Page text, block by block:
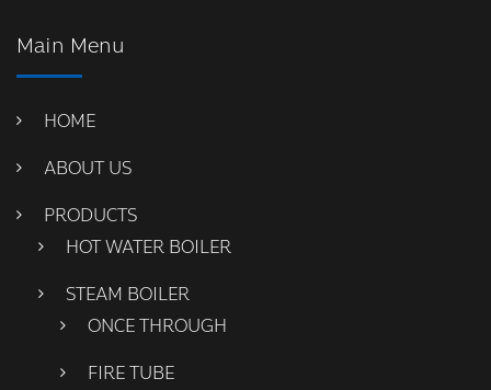
Main Menu
HOME
ABOUT US
PRODUCTS
HOT WATER BOILER
STEAM BOILER
ONCE THROUGH
FIRE TUBE